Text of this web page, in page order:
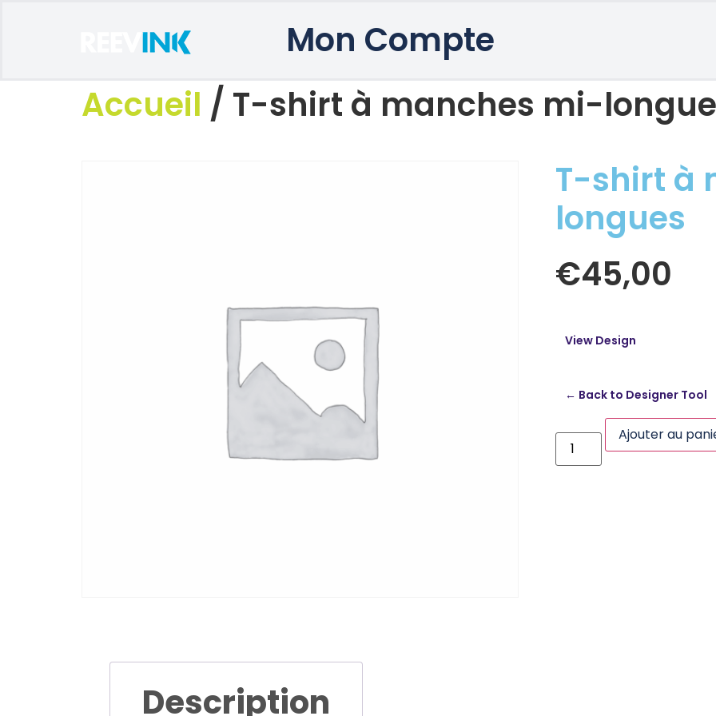
Mon Compte
Accueil / T-shirt à manches mi-
T-shirt à
longues
€45,00
View Design
← Back to Designer Tool
Ajouter au
Description